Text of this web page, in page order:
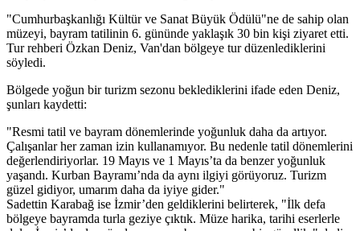
"Cumhurbaşkanlığı Kültür ve Sanat Büyük Ödülü"ne de sahip olan
müzeyi, bayram tatilinin 6. gününde yaklaşık 30 bin kişi ziyaret etti.
Tur rehberi Özkan Deniz, Van'dan bölgeye tur düzenlediklerini
söyledi.
Bölgede yoğun bir turizm sezonu beklediklerini ifade eden Deniz,
şunları kaydetti:
"Resmi tatil ve bayram dönemlerinde yoğunluk daha da artıyor.
Çalışanlar her zaman izin kullanamıyor. Bu nedenle tatil dönemlerini
değerlendiriyorlar. 19 Mayıs ve 1 Mayıs’ta da benzer yoğunluk
yaşandı. Kurban Bayramı’nda da aynı ilgiyi görüyoruz. Turizm
güzel gidiyor, umarım daha da iyiye gider."
Sadettin Karabağ ise İzmir’den geldiklerini belirterek, "İlk defa
bölgeye bayramda turla geziye çıktık. Müze harika, tarihi eserlerle